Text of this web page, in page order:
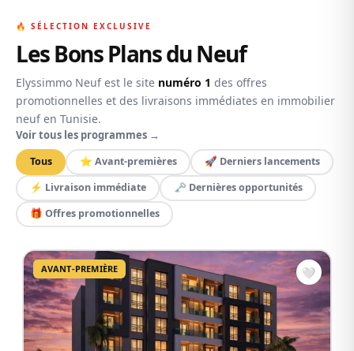
🔥 SÉLECTION EXCLUSIVE
Les Bons Plans du Neuf
Elyssimmo Neuf est le site numéro 1 des offres
promotionnelles et des livraisons immédiates en immobilier
neuf en Tunisie.
Voir tous les programmes →
Tous ⭐ Avant-premières
🚀 Derniers lancements
⚡ Livraison immédiate
🗝️ Dernières opportunités
🎁 Offres promotionnelles
AVANT-PREMIÈRE 🤍